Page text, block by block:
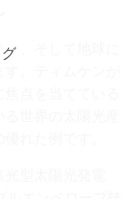
、そして地球に
。ティムケンが
点を当てている
世界の太陽光産
れた例です。
型太陽光発電